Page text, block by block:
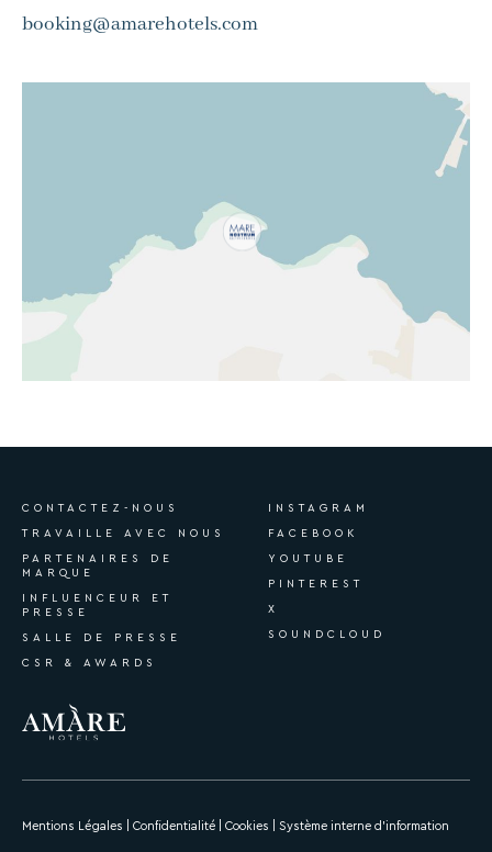
booking@amarehotels.com
CONTACTEZ-NOUS
TRAVAILLE AVEC NOUS
PARTENAIRES DE
MARQUE
INFLUENCEUR ET
PRESSE
SALLE DE PRESSE
CSR & AWARDS
INSTAGRAM
FACEBOOK
YOUTUBE
PINTEREST
X
SOUNDCLOUD
Mentions Légales Confidentialité Cookies Système interne d’information